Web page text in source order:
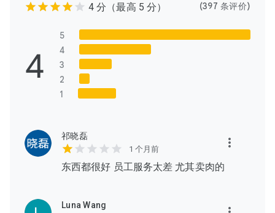
4 分（最高 5 分） (397 条评价)
4
5
4
3
2
1
祁晓磊
1 个月前
东西都很好 员工服务太差 尤其卖肉的
Luna Wang